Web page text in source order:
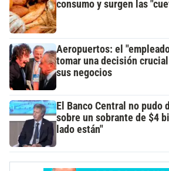
consumo y surgen las
Aeropuertos: el
tomar una decisión
sus negocios
El Banco Central no pudo
sobre un sobrante de $4
lado están"